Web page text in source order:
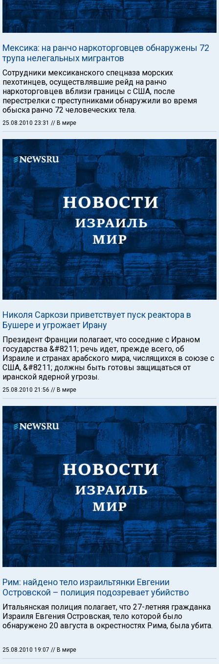
Мексика: на ранчо наркоторговцев обнаружены 72
трупа нелегальных мигрантов
Сотрудники мексиканского спецназа морских
пехотинцев, осуществлявшие рейд на ранчо
наркоторговцев вблизи границы с США, после
перестрелки с преступниками обнаружили во время
обыска ранчо 72 человеческих тела.
25.08.2010 23:31 // В мире
Николя Саркози приветствует пуск реактора в
Бушере и угрожает Ирану
Президент Франции полагает, что соседние с Ираном
государства &#8211; речь идет, прежде всего, об
Израиле и странах арабского мира, числящихся в союзе с
США, &#8211; должны быть готовы защищаться от
иранской ядерной угрозы.
25.08.2010 21:56 // В мире
Рим: найдено тело израильтянки Евгении
Островской – полиция подозревает убийство
Итальянская полиция полагает, что 27-летняя гражданка
Израиля Евгения Островская, тело которой было
обнаружено 20 августа в окрестностях Рима, была убита.
25.08.2010 19:07 // В мире